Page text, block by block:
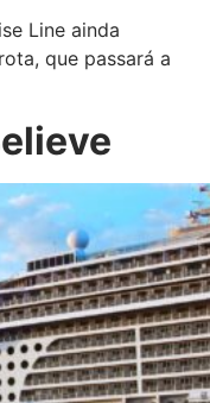
Line ainda
que passará a